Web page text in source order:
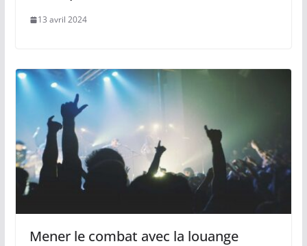
13 avril 2024
Mener le combat avec la louange